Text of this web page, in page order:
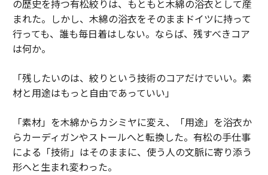
の歴史を持つ有松絞りは、もともと木綿の浴衣として産
まれた。しかし、木綿の浴衣をそのままドイツに持って
行っても、誰も毎日着はしない。ならば、残すべきコア
は何か。
「残したいのは、絞りという技術のコアだけでいい。素
材と用途はもっと自由であっていい」
「素材」を木綿からカシミヤに変え、「用途」を浴衣か
らカーディガンやストールへと転換した。有松の手仕事
による「技術」はそのままに、使う人の文脈に寄り添う
形へと生まれ変わった。